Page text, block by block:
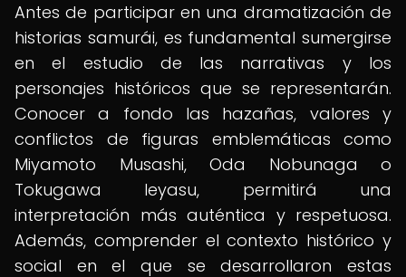
Antes de participar en una dramatización de
historias samurái, es fundamental sumergirse
en el estudio de las narrativas y los
personajes históricos que se representarán.
Conocer a fondo las hazañas, valores y
conflictos de figuras emblemáticas como
Miyamoto Musashi, Oda Nobunaga o
Tokugawa Ieyasu, permitirá una
interpretación más auténtica y respetuosa.
Además, comprender el contexto histórico y
social en el que se desarrollaron estas